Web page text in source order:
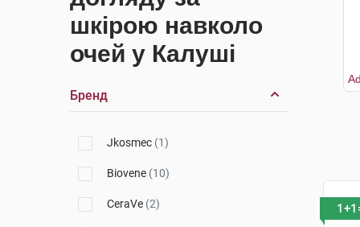
шкірою навколо
очей у Калуші
Бренд
Jkosmec (1)
Biovene (10)
CeraVe (2)